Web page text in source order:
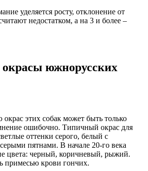
уделяется росту, отклонение от
недостатком, а на 3 и более –
южнорусских
этих собак может быть только
ошибочно. Типичный окрас для
оттенки серого, белый с
пятнами. В начале 20-го века
цвета: черный, коричневый, рыжий.
примесью крови гончих.